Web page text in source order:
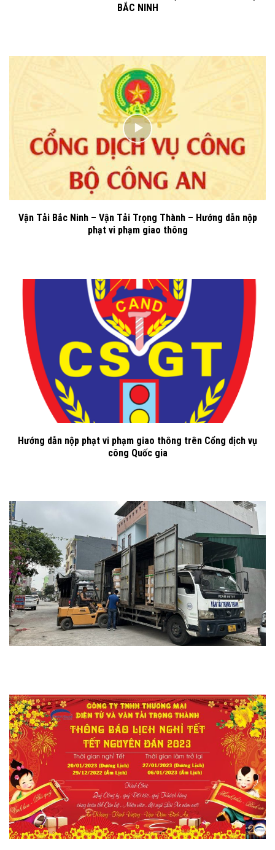
BẮC NINH
Vận Tải Bắc Ninh – Vận Tải Trọng Thành – Hướng dẫn nộp
phạt vi phạm giao thông
Hướng dẫn nộp phạt vi phạm giao thông trên Cổng dịch vụ
công Quốc gia